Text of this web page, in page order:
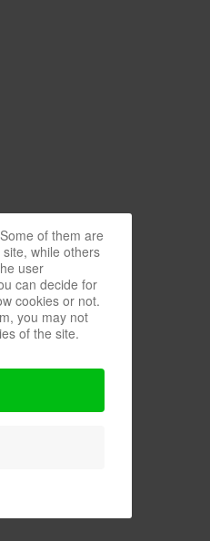
of them are
while others
user
can decide for
cookies or not.
you may not
of the site.